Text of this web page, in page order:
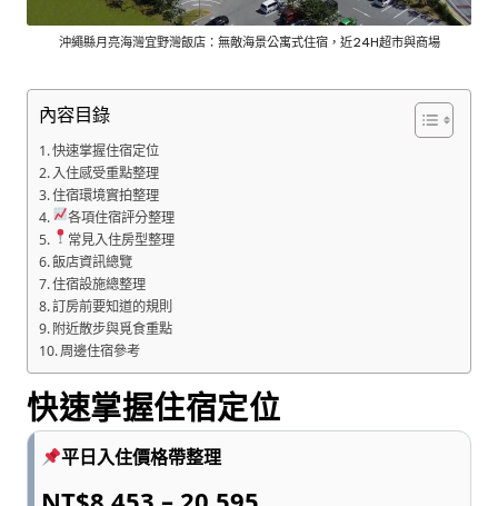
沖繩縣月亮海灣宜野灣飯店：無敵海景公寓式住宿，近24H超市與商場
內容目錄
快速掌握住宿定位
入住感受重點整理
住宿環境實拍整理
各項住宿評分整理
常見入住房型整理
飯店資訊總覽
住宿設施總整理
訂房前要知道的規則
附近散步與覓食重點
周邊住宿參考
快速掌握住宿定位
平日入住價格帶整理